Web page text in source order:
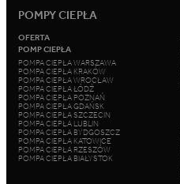
POMPY CIEPŁA
OFERTA
POMP CIEPŁA
POMPA CIEPŁA WARSZAWA
POMPA CIEPŁA KRAKÓW
POMPA CIEPŁA WROCŁAW
POMPA CIEPŁA ŁÓDŹ
POMPA CIEPŁA POZNAŃ
POMPA CIEPŁA GDAŃSK
POMPA CIEPŁA SZCZECIN
POMPA CIEPŁA LUBLIN
POMPA CIEPŁA BYDGOSZCZ
POMPA CIEPŁA KATOWICE
POMPA CIEPŁA RZESZÓW
POMPA CIEPŁA BIAŁYSTOK